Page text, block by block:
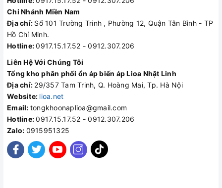
Chi Nhánh Miền Nam
Địa chỉ: Số 101 Trường Trinh , Phường 12, Quận Tân Bình - TP
Hồ Chí Minh.
Hotline:0917.15.17.52 - 0912.307.206
Liên Hệ Với Chúng Tôi
Tổng kho phân phối ổn áp biến áp Lioa Nhật Linh
Địa chỉ: 29/357 Tam Trinh, Q. Hoàng Mai, Tp. Hà Nội
Website: lioa.net
Email: tongkhoonaplioa@gmail.com
Hotline:0917.15.17.52 - 0912.307.206
Zalo: 0915951325